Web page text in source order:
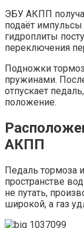
ЭБУ АКПП
подаёт
гидроплиты
переключения
Подножки
пружинами.
отпускает
положение.
АКПП
Педаль тормоза
пространстве
не путать,
широкой, а газ